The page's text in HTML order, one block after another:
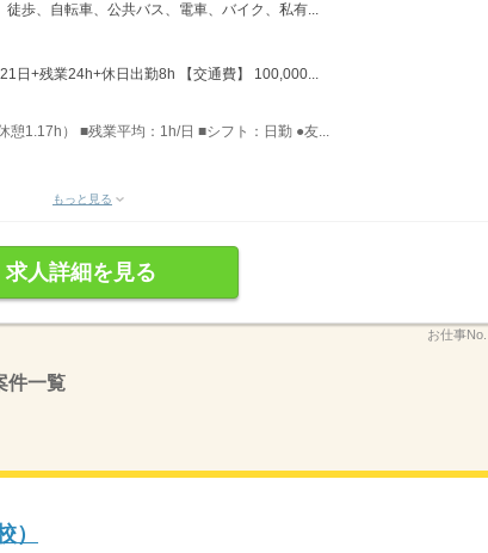
歩、自転車、公共バス、電車、バイク、私有...
日+残業24h+休日出勤8h 【交通費】 100,000...
1.17h） ■残業平均：1h/日 ■シフト：日勤 ●友...
もっと見る
求人詳細を見る
お仕事No.
件一覧
）